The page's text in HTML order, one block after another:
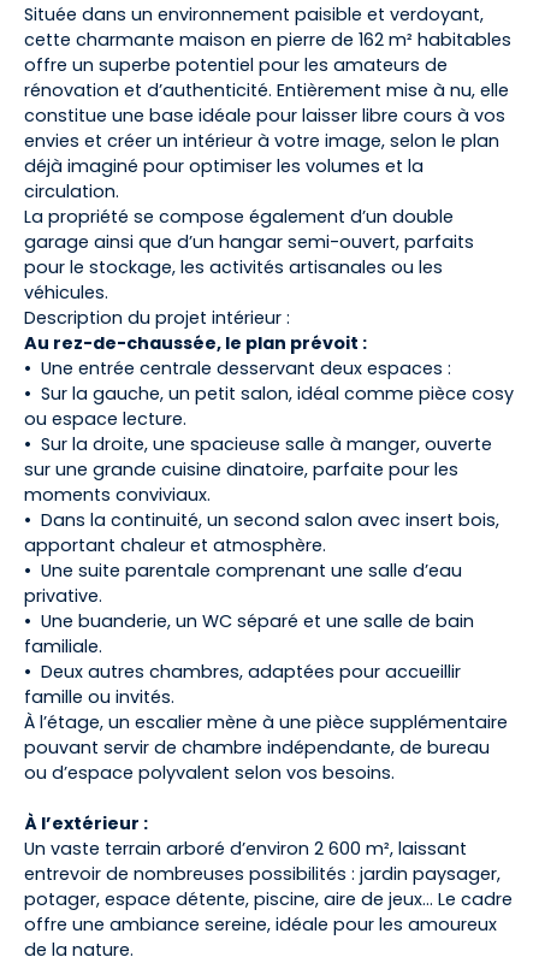
Située dans un environnement paisible et verdoyant,
cette charmante maison en pierre de 162 m² habitables
offre un superbe potentiel pour les amateurs de
rénovation et d’authenticité. Entièrement mise à nu, elle
constitue une base idéale pour laisser libre cours à vos
envies et créer un intérieur à votre image, selon le plan
déjà imaginé pour optimiser les volumes et la
circulation.
La propriété se compose également d’un double
garage ainsi que d’un hangar semi-ouvert, parfaits
pour le stockage, les activités artisanales ou les
véhicules.
Description du projet intérieur :
Au rez-de-chaussée, le plan prévoit :
Une entrée centrale desservant deux espaces :
Sur la gauche, un petit salon, idéal comme pièce cosy
ou espace lecture.
Sur la droite, une spacieuse salle à manger, ouverte
sur une grande cuisine dinatoire, parfaite pour les
moments conviviaux.
Dans la continuité, un second salon avec insert bois,
apportant chaleur et atmosphère.
Une suite parentale comprenant une salle d’eau
privative.
Une buanderie, un WC séparé et une salle de bain
familiale.
Deux autres chambres, adaptées pour accueillir
famille ou invités.
À l’étage, un escalier mène à une pièce supplémentaire
pouvant servir de chambre indépendante, de bureau
ou d’espace polyvalent selon vos besoins.
À l’extérieur :
Un vaste terrain arboré d’environ 2 600 m², laissant
entrevoir de nombreuses possibilités : jardin paysager,
potager, espace détente, piscine, aire de jeux… Le cadre
offre une ambiance sereine, idéale pour les amoureux
de la nature.